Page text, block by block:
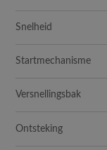
Snelheid
Startmechanisme
Versnellingsbak
Ontsteking